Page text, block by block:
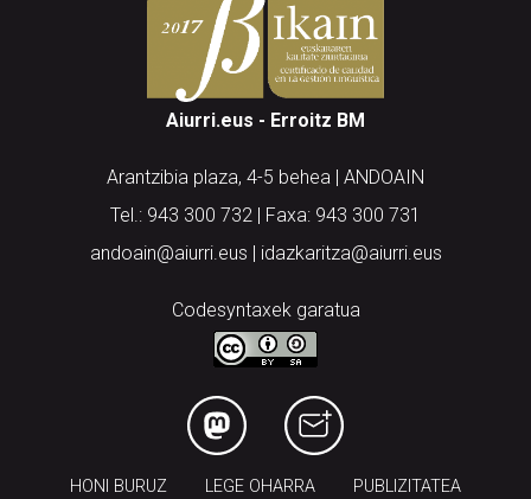
Aiurri.eus - Erroitz BM
Arantzibia plaza, 4-5 behea | ANDOAIN
Tel.: 943 300 732 | Faxa: 943 300 731
andoain@aiurri.eus | idazkaritza@aiurri.eus
Codesyntaxek garatua
HONI BURUZ LEGE OHARRA PUBLIZITATEA